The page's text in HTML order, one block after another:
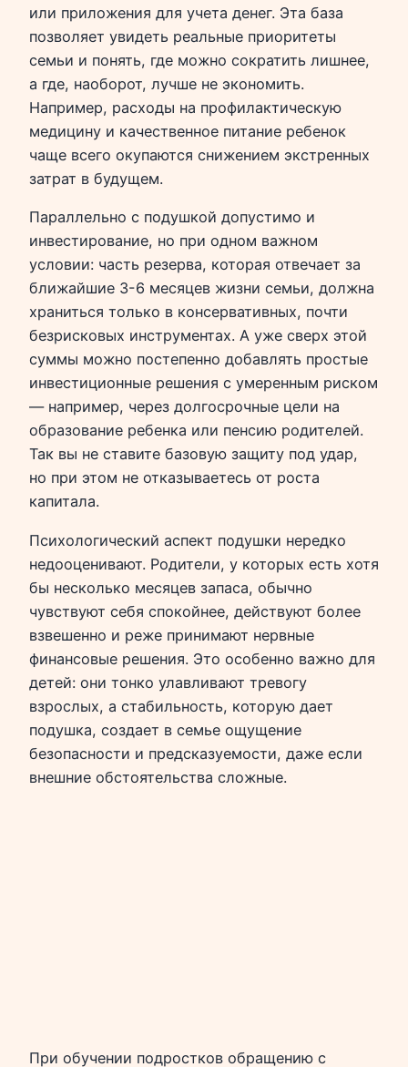
или приложения для учета денег. Эта база
позволяет увидеть реальные приоритеты
семьи и понять, где можно сократить лишнее,
а где, наоборот, лучше не экономить.
Например, расходы на профилактическую
медицину и качественное питание ребенок
чаще всего окупаются снижением экстренных
затрат в будущем.
Параллельно с подушкой допустимо и
инвестирование, но при одном важном
условии: часть резерва, которая отвечает за
ближайшие 3-6 месяцев жизни семьи, должна
храниться только в консервативных, почти
безрисковых инструментах. А уже сверх этой
суммы можно постепенно добавлять простые
инвестиционные решения с умеренным риском
— например, через долгосрочные цели на
образование ребенка или пенсию родителей.
Так вы не ставите базовую защиту под удар,
но при этом не отказываетесь от роста
капитала.
Психологический аспект подушки нередко
недооценивают. Родители, у которых есть хотя
бы несколько месяцев запаса, обычно
чувствуют себя спокойнее, действуют более
взвешенно и реже принимают нервные
финансовые решения. Это особенно важно для
детей: они тонко улавливают тревогу
взрослых, а стабильность, которую дает
подушка, создает в семье ощущение
безопасности и предсказуемости, даже если
внешние обстоятельства сложные.
При обучении подростков обращению с